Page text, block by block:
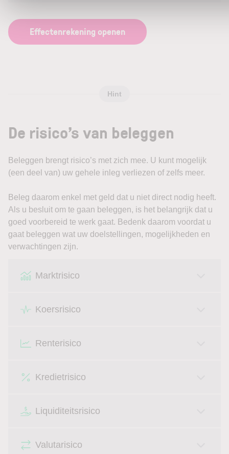
Effectenrekening openen
Hint
De risico’s van beleggen
Beleggen brengt risico’s met zich mee. U kunt mogelijk
(een deel van) uw gehele inleg verliezen of zelfs meer.
Beleg daarom enkel met geld dat u niet direct nodig heeft.
Als u besluit om te gaan beleggen, is het belangrijk dat u
goed voorbereid te werk gaat. Bedenk daarom voordat u
gaat beleggen wat uw doelstellingen, mogelijkheden en
verwachtingen zijn.
Marktrisico
Koersrisico
Renterisico
Kredietrisico
Liquiditeitsrisico
Valutarisico